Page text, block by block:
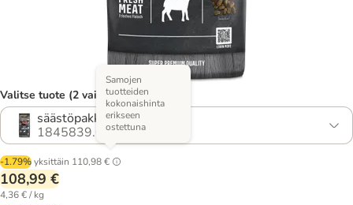
Valitse tuote (2 vaihtoehtoa)
säästöpakkaus: 2 x 12,5 kg
1845839.0
-1.79%yksittäin 110,98 €
Samojen
tuotteiden
kokonaishinta
erikseen
ostettuna
108,99 €
4,36 € / kg